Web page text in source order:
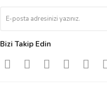
Bizi Takip Edin